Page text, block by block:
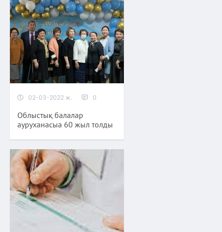
02-03-2022 ж. 0
Облыстық балалар
ауруханасыа 60 жыл толды